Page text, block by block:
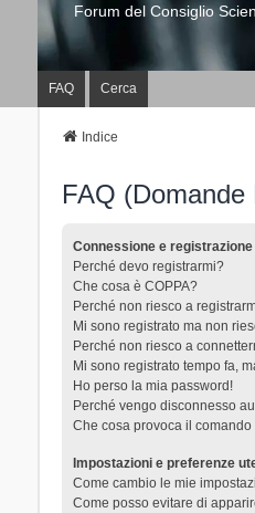
Forum del Consiglio
FAQ Cerca
Indice
FAQ (Domande
Connessione e registrazione
Perché devo registrarmi?
Che cosa è COPPA?
Perché non riesco a
Mi sono registrato ma non
Perché non riesco a
Mi sono registrato tempo fa,
Ho perso la mia password!
Perché vengo disconnesso
Che cosa provoca il comando
Impostazioni e preferenze
Come cambio le mie
Come posso evitare di